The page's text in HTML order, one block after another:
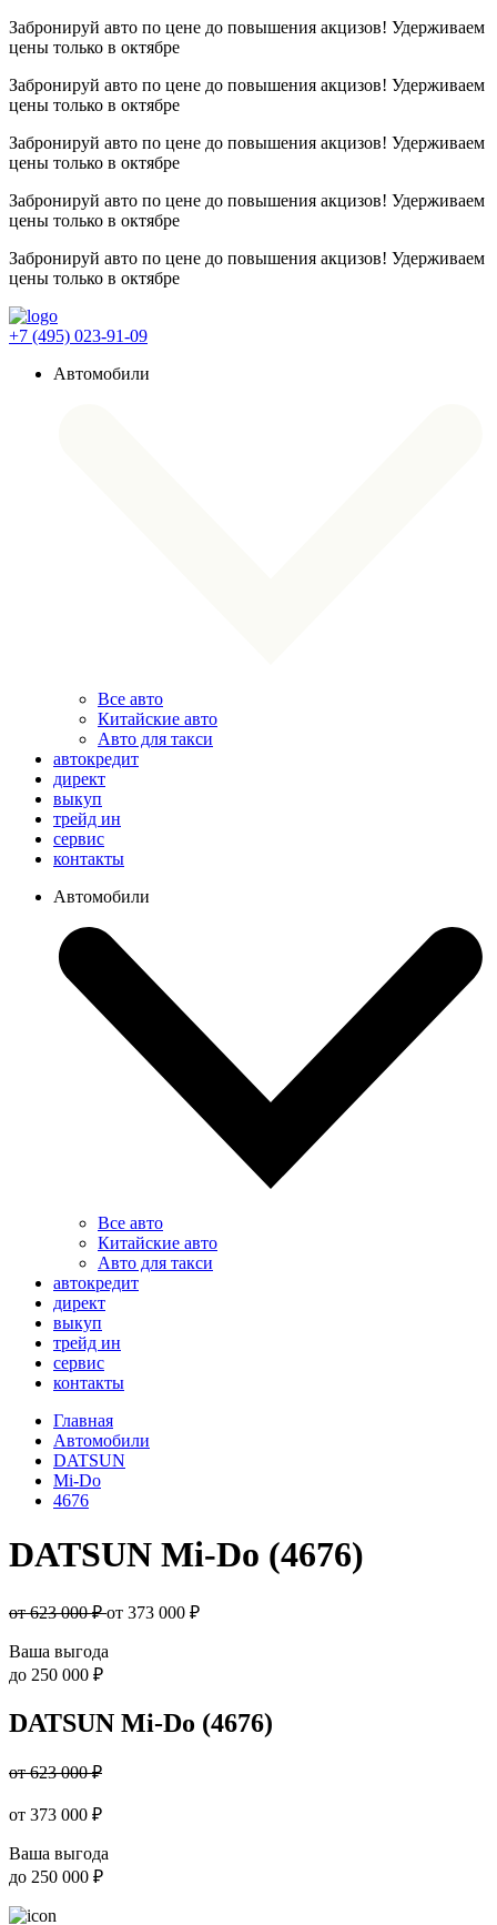
Забронируй авто по цене до повышения акцизов! Удерживаем
цены только в октябре
Забронируй авто по цене до повышения акцизов! Удерживаем
цены только в октябре
Забронируй авто по цене до повышения акцизов! Удерживаем
цены только в октябре
Забронируй авто по цене до повышения акцизов! Удерживаем
цены только в октябре
Забронируй авто по цене до повышения акцизов! Удерживаем
цены только в октябре
+7 (495) 023-91-09
Автомобили
Все авто
Китайские авто
Авто для такси
автокредит
директ
выкуп
трейд ин
сервис
контакты
Автомобили
Все авто
Китайские авто
Авто для такси
автокредит
директ
выкуп
трейд ин
сервис
контакты
Главная
Автомобили
DATSUN
Mi-Do
4676
DATSUN Mi-Do (4676)
от 623 000 ₽от 373 000 ₽
Ваша выгода
до 250 000 ₽
DATSUN Mi-Do (4676)
от 623 000 ₽
от 373 000 ₽
Ваша выгода
до 250 000 ₽